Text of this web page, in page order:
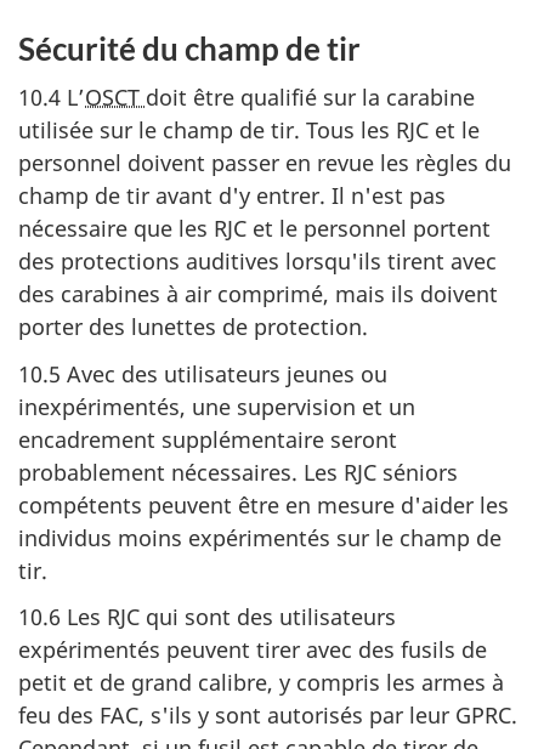
Sécurité du champ de tir
10.4 L’OSCT doit être qualifié sur la carabine
utilisée sur le champ de tir. Tous les RJC et le
personnel doivent passer en revue les règles du
champ de tir avant d'y entrer. Il n'est pas
nécessaire que les RJC et le personnel portent
des protections auditives lorsqu'ils tirent avec
des carabines à air comprimé, mais ils doivent
porter des lunettes de protection.
10.5 Avec des utilisateurs jeunes ou
inexpérimentés, une supervision et un
encadrement supplémentaire seront
probablement nécessaires. Les RJC séniors
compétents peuvent être en mesure d'aider les
individus moins expérimentés sur le champ de
tir.
10.6 Les RJC qui sont des utilisateurs
expérimentés peuvent tirer avec des fusils de
petit et de grand calibre, y compris les armes à
feu des FAC, s'ils y sont autorisés par leur GPRC.